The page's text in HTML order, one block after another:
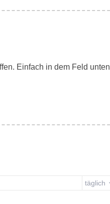
Einfach in dem Feld
täglich